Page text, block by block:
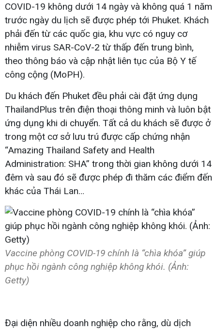
COVID-19 không dưới 14 ngày và không quá 1 năm
trước ngày du lịch sẽ được phép tới Phuket. Khách
phải đến từ các quốc gia, khu vực có nguy cơ
nhiễm virus SAR-CoV-2 từ thấp đến trung bình,
theo thông báo và cập nhật liên tục của Bộ Y tế
công cộng (MoPH).
Du khách đến Phuket đều phải cài đặt ứng dụng
ThailandPlus trên điện thoại thông minh và luôn bật
ứng dụng khi di chuyển. Tất cả du khách sẽ được ở
trong một cơ sở lưu trú được cấp chứng nhận
“Amazing Thailand Safety and Health
Administration: SHA” trong thời gian không dưới 14
đêm và sau đó sẽ được phép đi thăm các điểm đến
khác của Thái Lan…
Vaccine phòng COVID-19 chính là “chìa khóa” giúp
phục hồi ngành công nghiệp không khói. (Ảnh:
Getty)
Đại diện nhiều doanh nghiệp cho rằng, dù dịch